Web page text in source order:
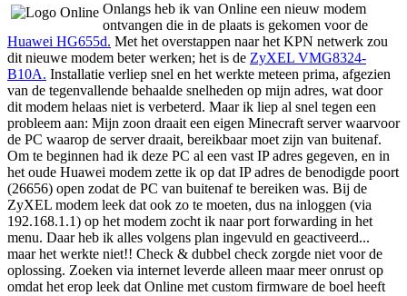
Onlangs heb ik van Online een nieuw modem
ontvangen die in de plaats is gekomen voor de
Huawei HG655d. Met het overstappen naar het KPN netwerk zou
dit nieuwe modem beter werken; het is de ZyXEL VMG8324-
B10A. Installatie verliep snel en het werkte meteen prima, afgezien
van de tegenvallende behaalde snelheden op mijn adres, wat door
dit modem helaas niet is verbeterd. Maar ik liep al snel tegen een
probleem aan: Mijn zoon draait een eigen Minecraft server waarvoor
de PC waarop de server draait, bereikbaar moet zijn van buitenaf.
Om te beginnen had ik deze PC al een vast IP adres gegeven, en in
het oude Huawei modem zette ik op dat IP adres de benodigde poort
(26656) open zodat de PC van buitenaf te bereiken was. Bij de
ZyXEL modem leek dat ook zo te moeten, dus na inloggen (via
192.168.1.1) op het modem zocht ik naar port forwarding in het
menu. Daar heb ik alles volgens plan ingevuld en geactiveerd...
maar het werkte niet!! Check & dubbel check zorgde niet voor de
oplossing. Zoeken via internet leverde alleen maar meer onrust op
omdat het erop leek dat Online met custom firmware de boel heeft